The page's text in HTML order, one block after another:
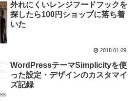
外れにくいレンジフードフックを
探したら100円ショップに落ち着
いた
2018.01.09
WordPressテーマSimplicityを使
った設定・デザインのカスタマイ
ズ記録